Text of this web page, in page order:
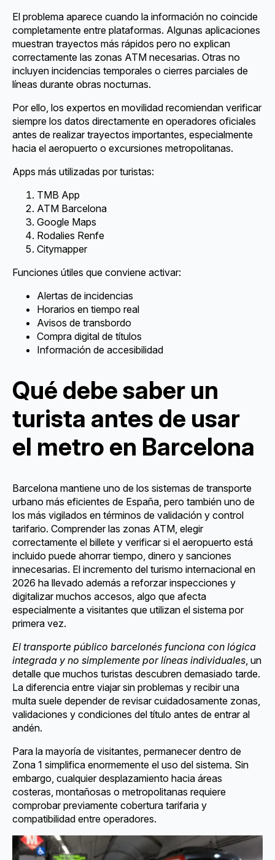
El problema aparece cuando la información no coincide
completamente entre plataformas. Algunas aplicaciones
muestran trayectos más rápidos pero no explican
correctamente las zonas ATM necesarias. Otras no
incluyen incidencias temporales o cierres parciales de
líneas durante obras nocturnas.
Por ello, los expertos en movilidad recomiendan verificar
siempre los datos directamente en operadores oficiales
antes de realizar trayectos importantes, especialmente
hacia el aeropuerto o excursiones metropolitanas.
Apps más utilizadas por turistas:
TMB App
ATM Barcelona
Google Maps
Rodalies Renfe
Citymapper
Funciones útiles que conviene activar:
Alertas de incidencias
Horarios en tiempo real
Avisos de transbordo
Compra digital de títulos
Información de accesibilidad
Qué debe saber un
turista antes de usar
el metro en Barcelona
Barcelona mantiene uno de los sistemas de transporte
urbano más eficientes de España, pero también uno de
los más vigilados en términos de validación y control
tarifario. Comprender las zonas ATM, elegir
correctamente el billete y verificar si el aeropuerto está
incluido puede ahorrar tiempo, dinero y sanciones
innecesarias. El incremento del turismo internacional en
2026 ha llevado además a reforzar inspecciones y
digitalizar muchos accesos, algo que afecta
especialmente a visitantes que utilizan el sistema por
primera vez.
El transporte público barcelonés funciona con lógica
integrada y no simplemente por líneas individuales , un
detalle que muchos turistas descubren demasiado tarde.
La diferencia entre viajar sin problemas y recibir una
multa suele depender de revisar cuidadosamente zonas,
validaciones y condiciones del título antes de entrar al
andén.
Para la mayoría de visitantes, permanecer dentro de
Zona 1 simplifica enormemente el uso del sistema. Sin
embargo, cualquier desplazamiento hacia áreas
costeras, montañosas o metropolitanas requiere
comprobar previamente cobertura tarifaria y
compatibilidad entre operadores.